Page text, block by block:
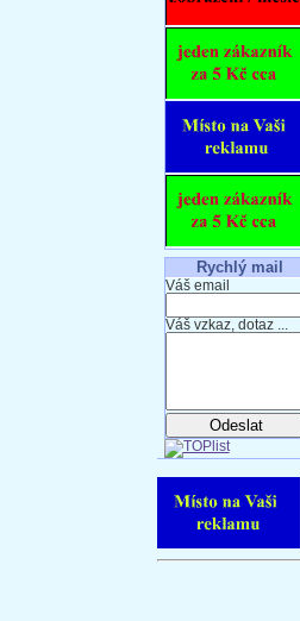
Rychlý mail
Váš email
Váš vzkaz, dotaz ...